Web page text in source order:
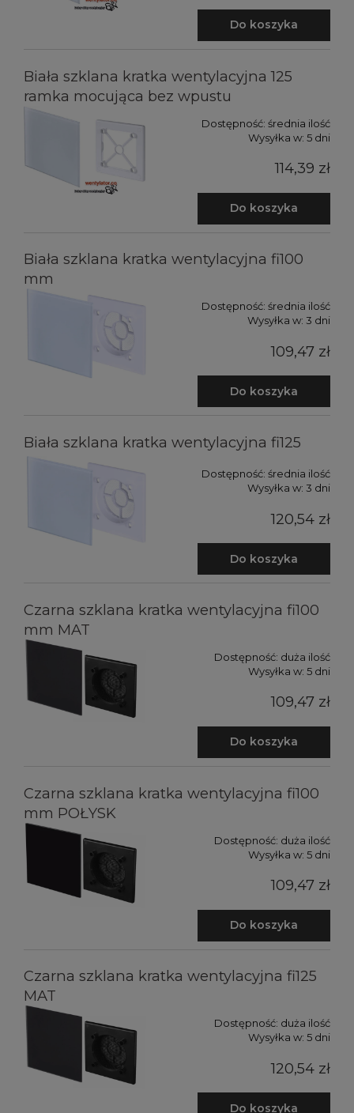
Do koszyka
Biała szklana kratka wentylacyjna 125
ramka mocująca bez wpustu
Dostępność: średnia ilość
Wysyłka w: 5 dni
114,39 zł
Do koszyka
Biała szklana kratka wentylacyjna fi100
mm
Dostępność: średnia ilość
Wysyłka w: 3 dni
109,47 zł
Do koszyka
Biała szklana kratka wentylacyjna fi125
Dostępność: średnia ilość
Wysyłka w: 3 dni
120,54 zł
Do koszyka
Czarna szklana kratka wentylacyjna fi100
mm MAT
Dostępność: duża ilość
Wysyłka w: 5 dni
109,47 zł
Do koszyka
Czarna szklana kratka wentylacyjna fi100
mm POŁYSK
Dostępność: duża ilość
Wysyłka w: 5 dni
109,47 zł
Do koszyka
Czarna szklana kratka wentylacyjna fi125
MAT
Dostępność: duża ilość
Wysyłka w: 5 dni
120,54 zł
Do koszyka